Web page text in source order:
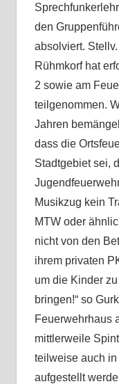
den
absolviert.
Rühmkorf hat
2 sowie am
teilgenommen.
Jahren
dass die
Stadtgebiet sei,
Musikzug kein
MTW oder
nicht von den
ihrem privaten
um die Kinder
bringen!“ so
Feuerwehrhaus
mittlerweile
teilweise auch
aufgestellt